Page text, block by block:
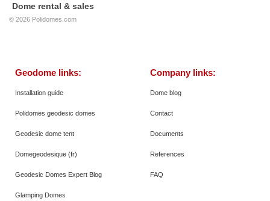
Dome rental & sales
© 2026 Polidomes.com
Geodome links:
Installation guide
Polidomes geodesic domes
Geodesic dome tent
Domegeodesique (fr)
Geodesic Domes Expert Blog
Glamping Domes
Company links:
Dome blog
Contact
Documents
References
FAQ